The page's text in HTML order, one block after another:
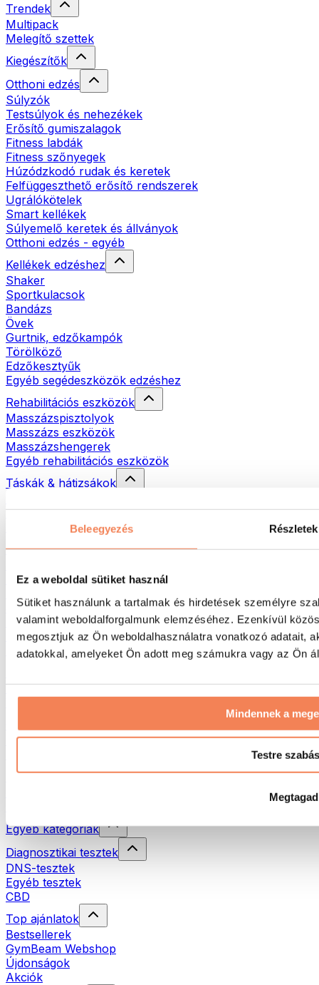
Beleegyezés Részletek
Ez a weboldal sütiket használ
Sütiket használunk a tartalmak és hirdetések személyre
valamint weboldalforgalmunk elemzéséhez. Ezenkívül
megosztjuk az Ön weboldalhasználatra vonatkozó adatait,
adatokkal, amelyeket Ön adott meg számukra vagy az Ön
Mindennek a
Testre szabás
Megtagad
Trendek
Multipack
Melegítő szettek
Kiegészítők
Otthoni edzés
Súlyzók
Testsúlyok és nehezékek
Erősítő gumiszalagok
Fitness labdák
Fitness szőnyegek
Húzódzkodó rudak és keretek
Felfüggeszthető erősítő rendszerek
Ugrálókötelek
Smart kellékek
Súlyemelő keretek és állványok
Otthoni edzés - egyéb
Kellékek edzéshez
Shaker
Sportkulacsok
Bandázs
Övek
Gurtnik, edzőkampók
Törölköző
Edzőkesztyűk
Egyéb segédeszközök edzéshez
Rehabilitációs eszközök
Masszázspisztolyok
Masszázs eszközök
Masszázshengerek
Egyéb rehabilitációs eszközök
Táskák & hátizsákok
Edzőtáskák
Tevékenység alapú kiegészítők
Küzdősportok
Jóga és pilates
Hidegterápia
Úszás
Túrázás
Vörösfény-terápia
Vízszűrők és -kancsók
Mosószerek
Natúrkozmetikumok
Egyéb kategóriák
Diagnosztikai tesztek
DNS-tesztek
Egyéb tesztek
CBD
Top ajánlatok
Bestsellerek
GymBeam Webshop
Újdonságok
Akciók